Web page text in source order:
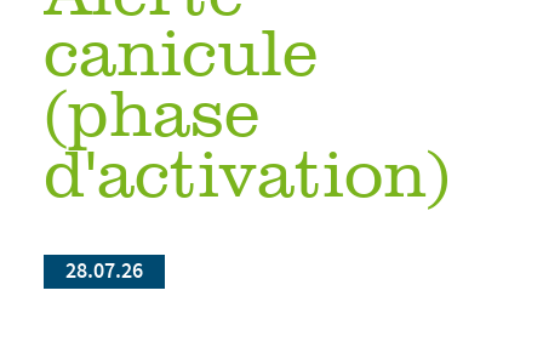
canicule
(phase
d'activation)
28.07.26